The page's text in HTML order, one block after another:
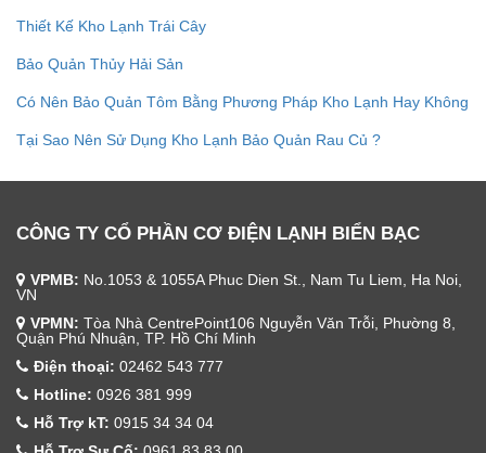
Thiết Kế Kho Lạnh Trái Cây
Bảo Quản Thủy Hải Sản
Có Nên Bảo Quản Tôm Bằng Phương Pháp Kho Lạnh Hay Không
Tại Sao Nên Sử Dụng Kho Lạnh Bảo Quản Rau Củ ?
CÔNG TY CỔ PHẦN CƠ ĐIỆN LẠNH BIỂN BẠC
VPMB: No.1053 & 1055A Phuc Dien St., Nam Tu Liem, Ha Noi,
VN
VPMN: Tòa Nhà CentrePoint106 Nguyễn Văn Trỗi, Phường 8,
Quận Phú Nhuận, TP. Hồ Chí Minh
Điện thoại: 02462 543 777
Hotline: 0926 381 999
Hỗ Trợ kT: 0915 34 34 04